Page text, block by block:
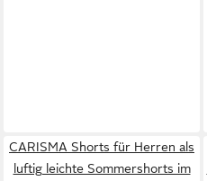
CARISMA Shorts für Herren als
luftig leichte Sommershorts im